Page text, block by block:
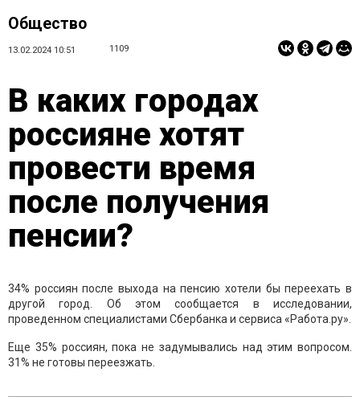
Общество
13.02.2024 10:51 1109
В каких городах
россияне хотят
провести время
после получения
пенсии?
34% россиян после выхода на пенсию хотели бы переехать в
другой город. Об этом сообщается в исследовании,
проведенном специалистами Сбербанка и сервиса «Работа.ру».
Еще 35% россиян, пока не задумывались над этим вопросом.
31% не готовы переезжать.